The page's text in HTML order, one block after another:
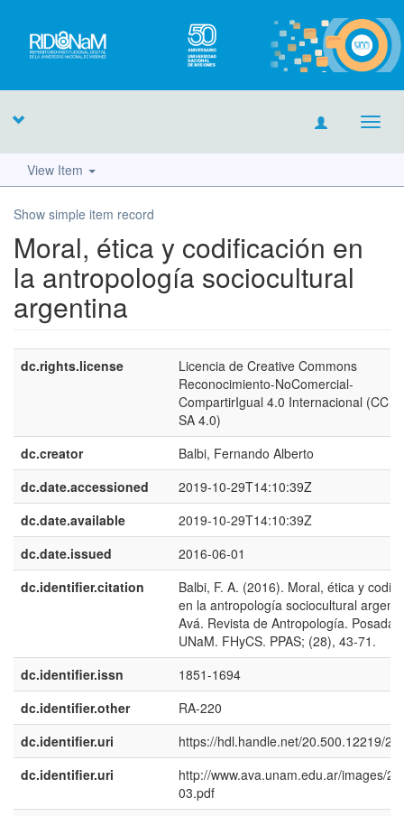
View Item
Show simple item record
Moral, ética y codificación en
la antropología sociocultural
argentina
dc.rights.license
Licencia de Creative Commons
Reconocimiento-NoComercial-
CompartirIgual 4.0 Internacional (CC
SA 4.0)
dc.creator
Balbi, Fernando Alberto
dc.date.accessioned
2019-10-29T14:10:39Z
dc.date.available
2019-10-29T14:10:39Z
dc.date.issued
2016-06-01
dc.identifier.citation
Balbi, F. A. (2016). Moral, ética y
en la antropología sociocultural
Avá. Revista de Antropología. Posadas:
UNaM. FHyCS. PPAS; (28), 43-71.
dc.identifier.issn
1851-1694
dc.identifier.other
RA-220
dc.identifier.uri
https://hdl.handle.net/20.500.12219/
dc.identifier.uri
http://www.ava.unam.edu.ar/images/
03.pdf